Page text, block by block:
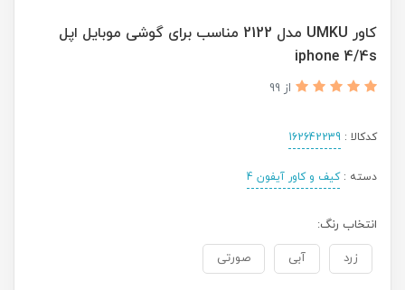
کاور UMKU مدل 2122 مناسب برای گوشی موبایل اپل
iphone 4/4s
از 99
کدکالا : 162642239
دسته :کیف و کاور آیفون 4
انتخاب رنگ:
زرد آبی صورتی